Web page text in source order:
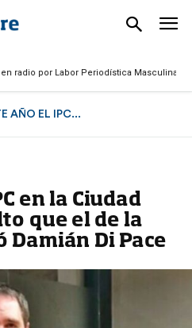
por Labor Periodística Masculina 2025
AÑO EL IPC...
en la Ciudad
que el de la
Damián Di Pace